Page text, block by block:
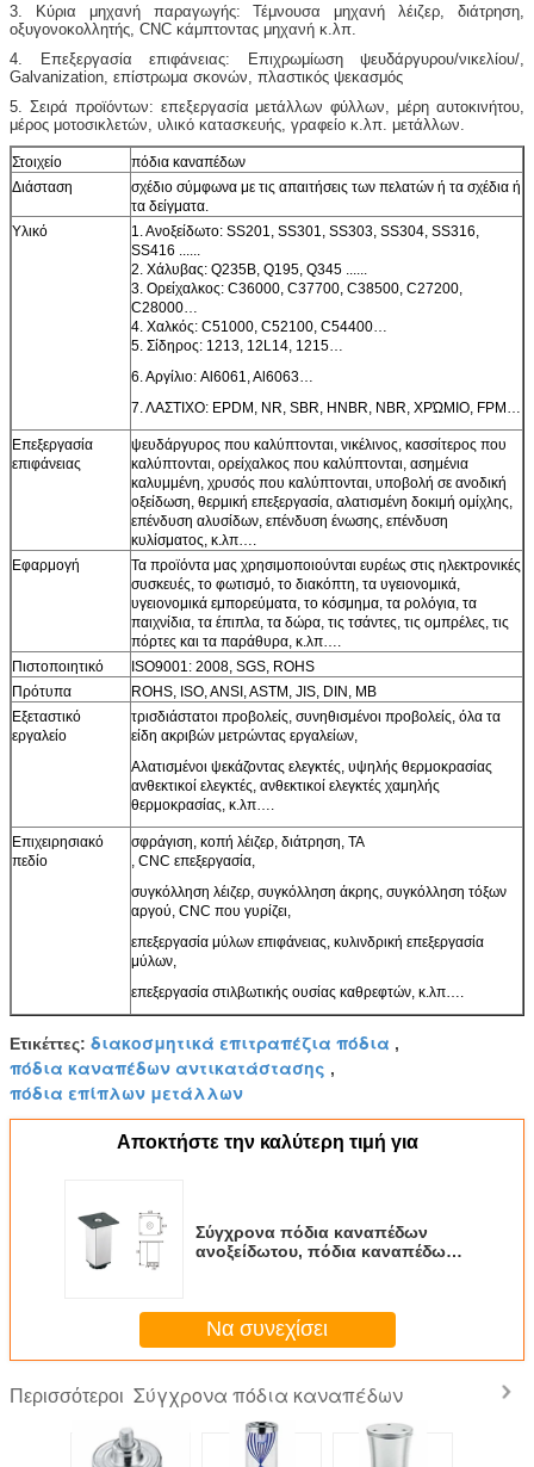
3. Κύρια μηχανή παραγωγής: Τέμνουσα μηχανή λέιζερ, διάτρηση,
οξυγονοκολλητής, CNC κάμπτοντας μηχανή κ.λπ.
4. Επεξεργασία επιφάνειας: Επιχρωμίωση ψευδάργυρου/νικελίου/,
Galvanization, επίστρωμα σκονών, πλαστικός ψεκασμός
5. Σειρά προϊόντων: επεξεργασία μετάλλων φύλλων, μέρη αυτοκινήτου,
μέρος μοτοσικλετών, υλικό κατασκευής, γραφείο κ.λπ. μετάλλων.
Στοιχείο
πόδια καναπέδων
Διάσταση
σχέδιο σύμφωνα με τις απαιτήσεις των πελατών ή τα σχέδια ή
τα δείγματα.
Υλικό
1. Ανοξείδωτο: SS201, SS301, SS303, SS304, SS316,
SS416 ......
2. Χάλυβας: Q235B, Q195, Q345 ......
3. Ορείχαλκος: C36000, C37700, C38500, C27200,
C28000…
4. Χαλκός: C51000, C52100, C54400…
5. Σίδηρος: 1213, 12L14, 1215…
6. Αργίλιο: Al6061, Al6063…
7. ΛΑΣΤΙΧΟ: EPDM, NR, SBR, HNBR, NBR, ΧΡΏΜΙΟ, FPM…
Επεξεργασία
επιφάνειας
ψευδάργυρος που καλύπτονται, νικέλινος, κασσίτερος που
καλύπτονται, ορείχαλκος που καλύπτονται, ασημένια
καλυμμένη, χρυσός που καλύπτονται, υποβολή σε ανοδική
οξείδωση, θερμική επεξεργασία, αλατισμένη δοκιμή ομίχλης,
επένδυση αλυσίδων, επένδυση ένωσης, επένδυση
κυλίσματος, κ.λπ….
Εφαρμογή
Τα προϊόντα μας χρησιμοποιούνται ευρέως στις ηλεκτρονικές
συσκευές, το φωτισμό, το διακόπτη, τα υγειονομικά,
υγειονομικά εμπορεύματα, το κόσμημα, τα ρολόγια, τα
παιχνίδια, τα έπιπλα, τα δώρα, τις τσάντες, τις ομπρέλες, τις
πόρτες και τα παράθυρα, κ.λπ….
Πιστοποιητικό
ISO9001: 2008, SGS, ROHS
Πρότυπα
ROHS, ISO, ANSI, ASTM, JIS, DIN, ΜΒ
Εξεταστικό
εργαλείο
τρισδιάστατοι προβολείς, συνηθισμένοι προβολείς, όλα τα
είδη ακριβών μετρώντας εργαλείων,
Αλατισμένοι ψεκάζοντας ελεγκτές, υψηλής θερμοκρασίας
ανθεκτικοί ελεγκτές, ανθεκτικοί ελεγκτές χαμηλής
θερμοκρασίας, κ.λπ….
Επιχειρησιακό
πεδίο
σφράγιση, κοπή λέιζερ, διάτρηση, TA
, CNC επεξεργασία,
συγκόλληση λέιζερ, συγκόλληση άκρης, συγκόλληση τόξων
αργού, CNC που γυρίζει,
επεξεργασία μύλων επιφάνειας, κυλινδρική επεξεργασία
μύλων,
επεξεργασία στιλβωτικής ουσίας καθρεφτών, κ.λπ….
Ετικέττες: διακοσμητικά επιτραπέζια πόδια ,
πόδια καναπέδων αντικατάστασης ,
πόδια επίπλων μετάλλων
Αποκτήστε την καλύτερη τιμή για
Σύγχρονα πόδια καναπέδων
ανοξείδωτου, πόδια καναπέδων
Να συνεχίσει
Περισσότεροι Σύγχρονα πόδια καναπέδων